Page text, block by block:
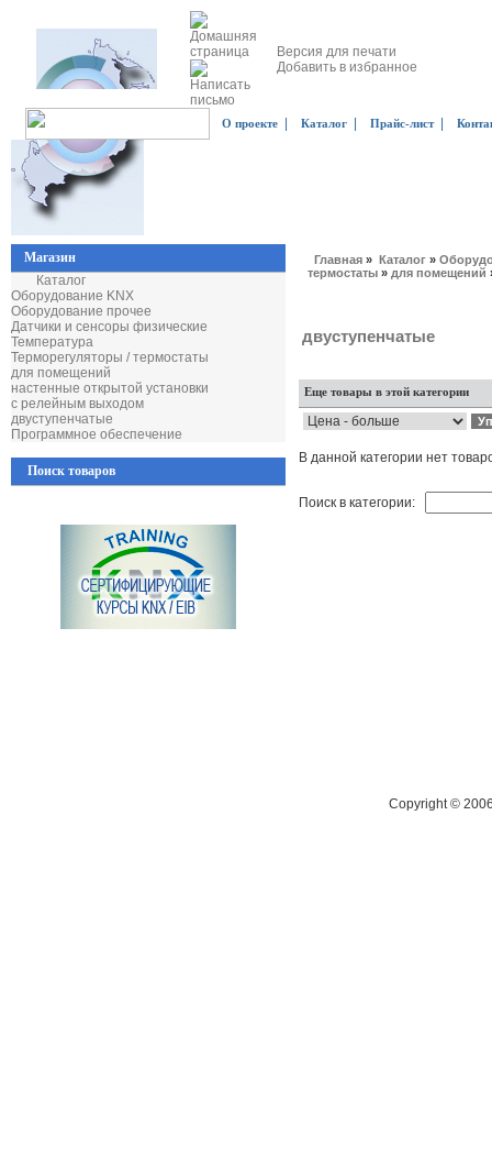
Версия для печати
Добавить в избранное
О проекте Каталог Прайс-лист|
Магазин
Каталог
Оборудование KNX
Оборудование прочее
Датчики и сенсоры физические
Температура
Терморегуляторы / термостаты
для помещений
настенные открытой установки
с релейным выходом
двуступенчатые
Программное обеспечение
Поиск товаров
Главная » Каталог »
термостаты » для помещений
двуступенчатые
Еще товары в этой категории
В данной категории нет
Поиск в категории:
Copyright ©